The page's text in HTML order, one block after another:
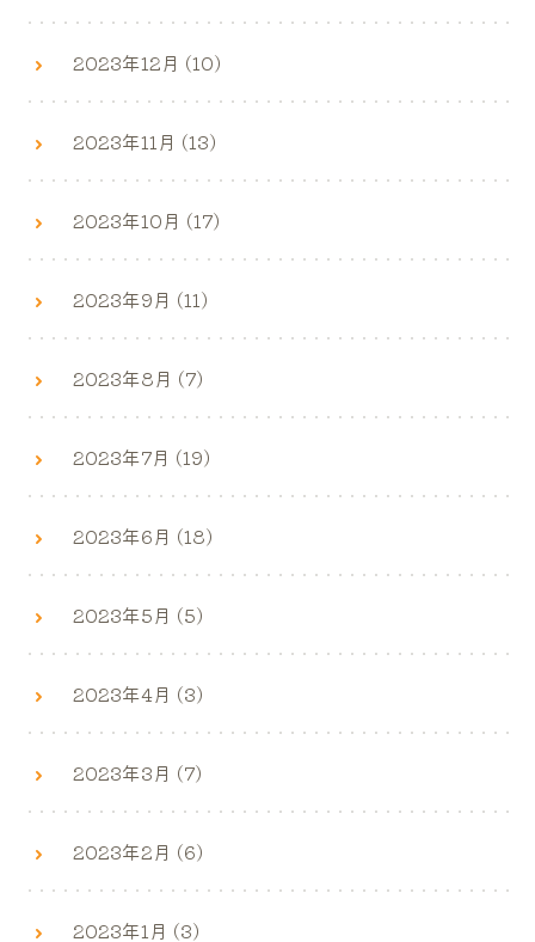
2023年12月 (10)
2023年11月 (13)
2023年10月 (17)
2023年9月 (11)
2023年8月 (7)
2023年7月 (19)
2023年6月 (18)
2023年5月 (5)
2023年4月 (3)
2023年3月 (7)
2023年2月 (6)
2023年1月 (3)